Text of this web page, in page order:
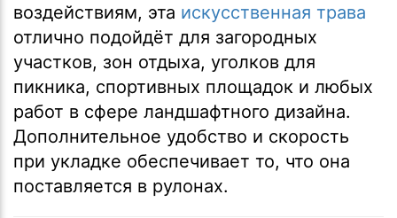
воздействиям, эта искусственная трава
отлично подойдёт для загородных
участков, зон отдыха, уголков для
пикника, спортивных площадок и любых
работ в сфере ландшафтного дизайна.
Дополнительное удобство и скорость
при укладке обеспечивает то, что она
поставляется в рулонах.